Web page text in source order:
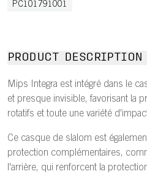
PC101791001
PRODUCT DESCRIPTION
Mips Integra est intégré dans le
et presque invisible, favorisant la
rotatifs et toute une variété
Ce casque de slalom est
protection complémentaires,
l'arrière, qui renforcent la